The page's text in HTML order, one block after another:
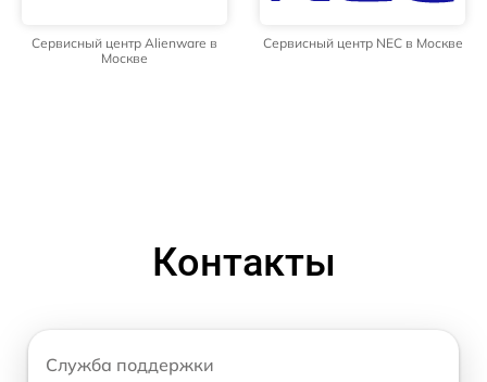
Сервисный центр Alienware в
Москве
Сервисный центр NEC в Москве
Контакты
Служба поддержки